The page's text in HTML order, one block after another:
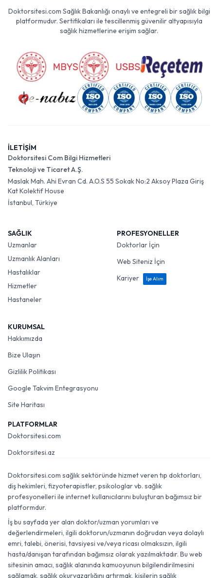
Doktorsitesi.com Sağlık Bakanlığı onaylı ve entegreli bir sağlık bilgi
platformudur. Sertifikaları ile tescillenmiş güvenilir altyapısıyla
sağlık hizmetlerine erişim sağlar.
İLETİŞİM
Doktorsitesi Com Bilgi Hizmetleri
Teknoloji ve Ticaret A.Ş.
Maslak Mah. Ahi Evran Cd. A.O.S 55 Sokak No:2 Aksoy Plaza Giriş
Kat Kolektif House
İstanbul, Türkiye
SAĞLIK
Uzmanlar
Uzmanlık Alanları
Hastalıklar
Hizmetler
Hastaneler
PROFESYONELLER
Doktorlar İçin
Web Siteniz İçin
Kariyer
İşe Alım
KURUMSAL
Hakkımızda
Bize Ulaşın
Gizlilik Politikası
Google Takvim Entegrasyonu
Site Haritası
PLATFORMLAR
Doktorsitesi.com
Doktorsitesi.az
Doktorsitesi.com sağlık sektöründe hizmet veren tıp doktorları,
diş hekimleri, fizyoterapistler, psikologlar vb. sağlık
profesyonelleri ile internet kullanıcılarını buluşturan bağımsız bir
platformdur.
İş bu sayfada yer alan doktor/uzman yorumları ve
değerlendirmeleri, ilgili doktorun/uzmanın doğrudan veya dolaylı
emri, talebi, önerisi, tavsiyesi ve/veya ricası olmaksızın, ilgili
hasta/danışan tarafından bağımsız olarak yazılmaktadır. Bu web
sitesinin amacı, sağlık alanında kamuoyunun bilgilendirilmesini
sağlamak, sağlık okuryazarlığını artırmak, kişilerin sağlık